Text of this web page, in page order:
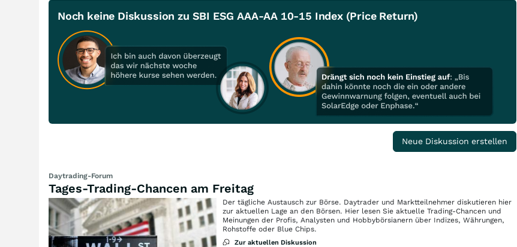
Noch keine Diskussion zu SBI ESG AAA-AA 10-15 Index (Price Return)
Neue Diskussion erstellen
Daytrading-Forum
Tages-Trading-Chancen am Freitag
Der tägliche Austausch zur Börse. Daytrader und Marktteilnehmer diskutieren hier
zur aktuellen Lage an den Börsen. Hier lesen Sie aktuelle Trading-Chancen und
Meinungen der Profis, Analysten und Hobbybörsianern über Indizes, Währungen,
Rohstoffe oder Blue Chips.
Zur aktuellen Diskussion